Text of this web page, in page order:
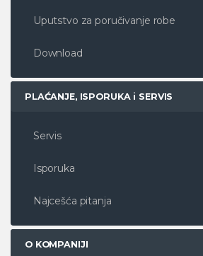
Uputstvo za poručivanje robe
Download
PLAĆANJE, ISPORUKA i SERVIS
Servis
Isporuka
Najcešća pitanja
O KOMPANIJI